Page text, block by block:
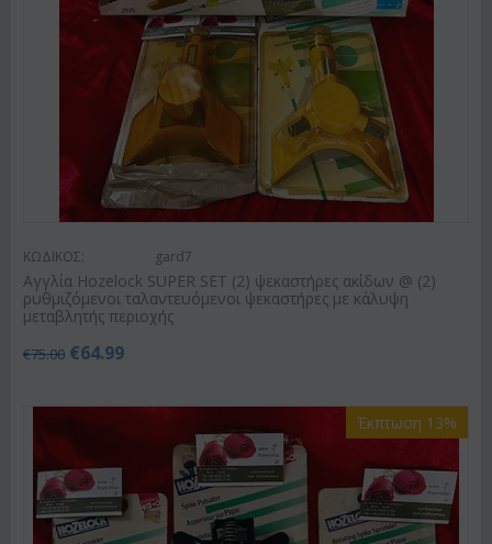
ΚΩΔΙΚΟΣ: gard7
Αγγλία Hozelock SUPER SET (2) ψεκαστήρες ακίδων @ (2)
ρυθμιζόμενοι ταλαντευόμενοι ψεκαστήρες με κάλυψη
μεταβλητής περιοχής
€75.00 €64.99
Έκπτωση 13%